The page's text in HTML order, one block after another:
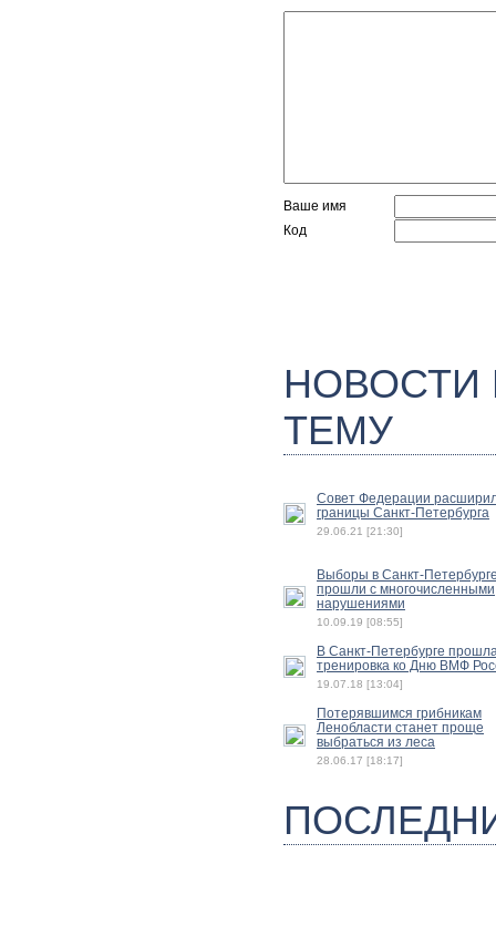
Ваше имя
Код
ТЕМУ
Совет Федерации
границы Санкт-Петербурга
29.06.21 [21:30]
Выборы в Санкт-
прошли с многочисленными
нарушениями
10.09.19 [08:55]
В Санкт-Петербурге
тренировка ко Дню ВМФ
19.07.18 [13:04]
Потерявшимся грибникам
Ленобласти станет проще
выбраться из леса
28.06.17 [18:17]